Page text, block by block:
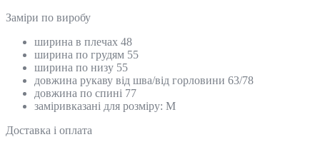
Замiри по виробу
ширина в плечах 48
ширина по грудям 55
ширина по низу 55
довжина рукаву від шва/від горловини 63/78
довжина по спині 77
заміривказані для розміру: М
Доставка і оплата